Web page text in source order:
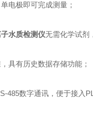
电极即可完成测量；
水质检测仪无需化学试剂
具有历史数据存储功能；
485数字通讯，便于接入